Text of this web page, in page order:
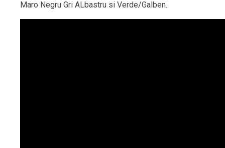
Maro Negru Gri ALbastru si Verde/Galben.